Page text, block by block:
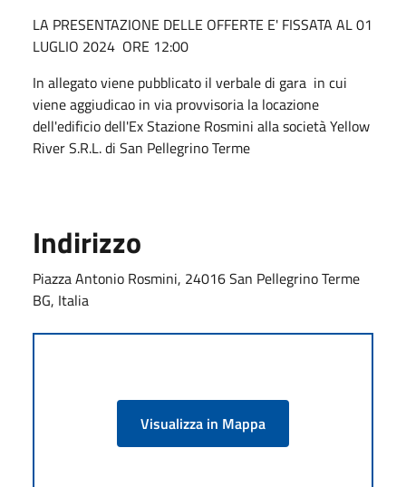
LA PRESENTAZIONE DELLE OFFERTE E' FISSATA AL 01
LUGLIO 2024 ORE 12:00
In allegato viene pubblicato il verbale di gara in cui
viene aggiudicao in via provvisoria la locazione
dell'edificio dell'Ex Stazione Rosmini alla società Yellow
River S.R.L. di San Pellegrino Terme
Indirizzo
Piazza Antonio Rosmini, 24016 San Pellegrino Terme
BG, Italia
Visualizza in Mappa